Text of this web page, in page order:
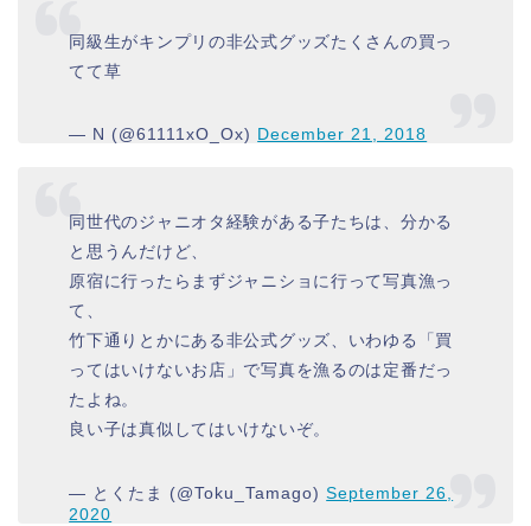
同級生がキンプリの非公式グッズたくさんの買っ
てて草
— N (@61111xO_Ox) December 21, 2018
同世代のジャニオタ経験がある子たちは、分かる
と思うんだけど、
原宿に行ったらまずジャニショに行って写真漁っ
て、
竹下通りとかにある非公式グッズ、いわゆる「買
ってはいけないお店」で写真を漁るのは定番だっ
たよね。
良い子は真似してはいけないぞ。
— とくたま (@Toku_Tamago)September 26,
2020